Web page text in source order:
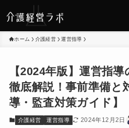
ホーム 介護経営 運営指導
【2024年版】運営指
徹底解説！事前準備と
導・監査対策ガイド】
介護経営 運営指導 2024年12月2日